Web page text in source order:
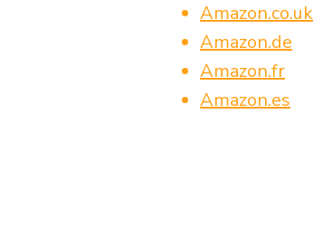
Amazon.co.uk
Amazon.de
Amazon.fr
Amazon.es